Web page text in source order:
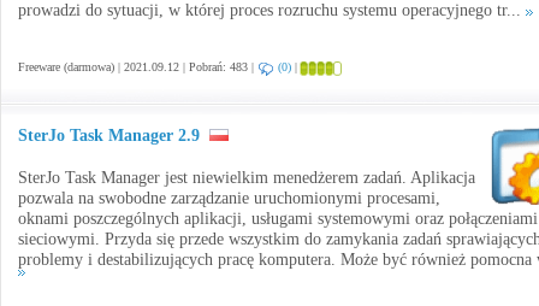
prowadzi do sytuacji, w której proces rozruchu systemu operacyjnego tr...
Freeware (darmowa) | 2021.09.12 | Pobrań: 483 | (0) |
SterJo Task Manager 2.9
SterJo Task Manager jest niewielkim menedżerem zadań. Aplikacja
pozwala na swobodne zarządzanie uruchomionymi procesami,
oknami poszczególnych aplikacji, usługami systemowymi oraz połączeniami
sieciowymi. Przyda się przede wszystkim do zamykania zadań
problemy i destabilizujących pracę komputera. Może być również pomocna